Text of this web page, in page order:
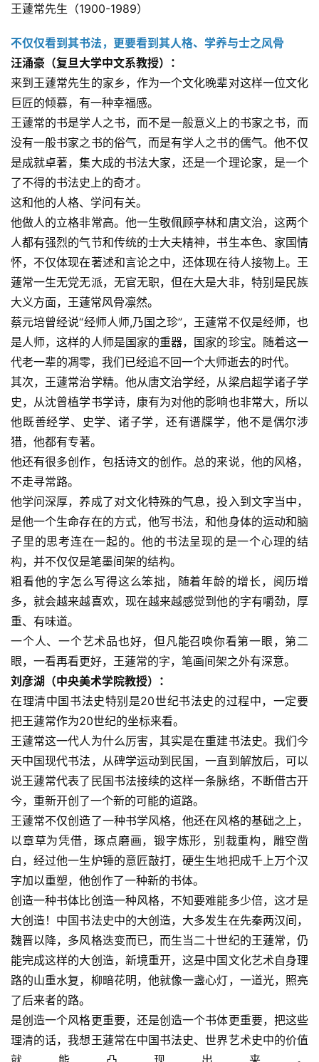
王蘧常先生（1900-1989）
不仅仅看到其书法，更要看到其人格、学养与士之风骨
汪涌豪（复旦大学中文系教授）：
来到王蘧常先生的家乡，作为一个文化晚辈对这样一位文化
巨匠的倾慕，有一种幸福感。
王蘧常的书是学人之书，而不是一般意义上的书家之书，而
没有一般书家之书的俗气，而是有学人之书的儒气。他不仅
是成就卓著，集大成的书法大家，还是一个理论家，是一个
了不得的书法史上的奇才。
这和他的人格、学问有关。
他做人的立格非常高。他一生敬佩顾亭林和唐文治，这两个
人都有强烈的气节和传统的士大夫精神，书生本色、家国情
怀，不仅体现在著述和言论之中，还体现在待人接物上。王
蘧常一生无党无派，无官无职，但在大是大非，特别是民族
大义方面，王蘧常风骨凛然。
蔡元培曾经说“经师人师,乃国之珍”，王蘧常不仅是经师，也
是人师，这样的人师是国家的重器，国家的珍宝。随着这一
代老一辈的凋零，我们已经追不回一个大师逝去的时代。
其次，王蘧常治学精。他从唐文治学经，从梁启超学诸子学
史，从沈曾植学书学诗，康有为对他的影响也非常大，所以
他既善经学、史学、诸子学，还有谱牒学，他不是偶尔涉
猎，他都有专著。
他还有很多创作，包括诗文的创作。总的来说，他的风格，
不走寻常路。
他学问深厚，养成了对文化特殊的气息，投入到文字当中，
是他一个生命存在的方式，他写书法，和他身体的运动和脑
子里的思考连在一起的。他的书法呈现的是一个心理的结
构，并不仅仅是笔墨间架的结构。
粗看他的字怎么写得这么笨拙，随着年龄的增长，阅历增
多，就会越来越喜欢，现在越来越感觉到他的字有嚼劲，厚
重、有味道。
一个人、一个艺术品也好，但凡能召唤你看第一眼，第二
眼，一看再看更好，王蘧常的字，笔画间架之外有深意。
刘彦湖（中央美术学院教授）：
在理清中国书法史特别是20世纪书法史的过程中，一定要
把王蘧常作为20世纪的坐标来看。
王蘧常这一代人为什么厉害，其实是在重建书法史。我们今
天中国现代书法，从碑学运动到民国，一直到解放后，可以
说王蘧常代表了民国书法接续的这样一条脉络，不断借古开
今，重新开创了一个新的可能的道路。
王蘧常不仅创造了一种书学风格，他还在风格的基础之上，
以章草为凭借，琢点磨画，锻字炼形，别裁重构，雕空凿
白，经过他一生炉锤的意匠敲打，硬生生地把成千上万个汉
字加以重塑，他创作了一种新的书体。
创造一种书体比创造一种风格，不知要难能多少倍，这才是
大创造！中国书法史中的大创造，大多发生在先秦两汉间，
魏晋以降，多风格迭变而已，而生当二十世纪的王蘧常，仍
能完成这样的大创造，新境重开，这是中国文化艺术自身理
路的山重水复，柳暗花明，他就像一盏心灯，一道光，照亮
了后来者的路。
是创造一个风格更重要，还是创造一个书体更重要，把这些
理清的话，我想王蘧常在中国书法史、世界艺术史中的价值